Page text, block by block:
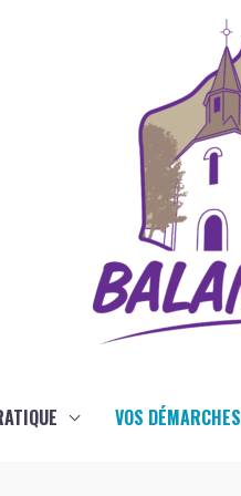
VOS DÉMARCHES